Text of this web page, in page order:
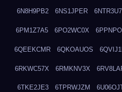
6N8H9PB2 6NS1JPER 6NTR3U7I
6PM1Z7A5 6PO2WC0X
6QEEKCMR 6QKOAUOS
6RKWC57X 6RMKNV3X
6TKE2JE3 6TPRWJZM